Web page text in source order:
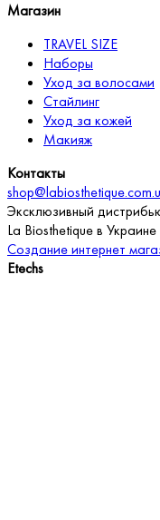
Магазин
TRAVEL SIZE
Наборы
Уход за волосами
Стайлинг
Уход за кожей
Макияж
Контакты
Эксклюзивный
La Biosthetique в Украине
Создание интернет
Etechs